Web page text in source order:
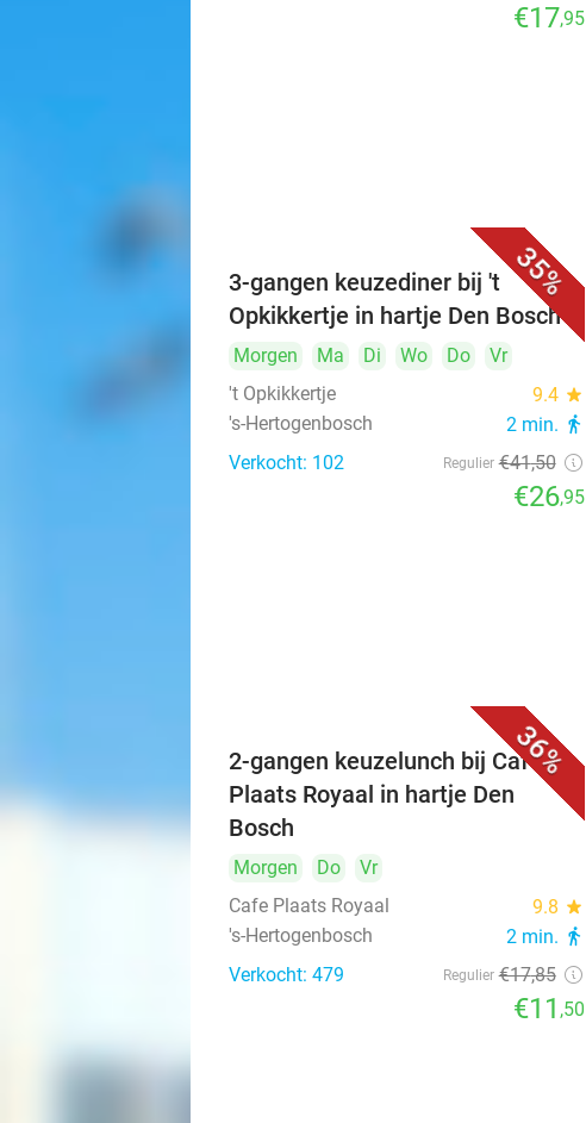
€17,95
35%
3-gangen keuzediner bij 't
Opkikkertje in hartje Den Bosch
Morgen Ma Di Wo Do
Vr
't Opkikkertje
9.4 star
's-Hertogenbosch 2 min. directions_walk
Verkocht: 102 Regulier €41,50
€26,95
36%
2-gangen keuzelunch bij Café
Plaats Royaal in hartje Den
Bosch
Morgen Do
Vr
Cafe Plaats Royaal
9.8 star
's-Hertogenbosch 2 min. directions_walk
Verkocht: 479 Regulier €17,85
€11 ,50